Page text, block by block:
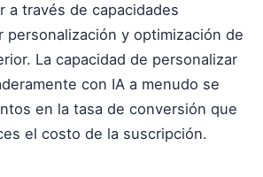
a través de capacidades
personalización y optimización de
La capacidad de personalizar
con IA a menudo se
en la tasa de conversión que
el costo de la suscripción.